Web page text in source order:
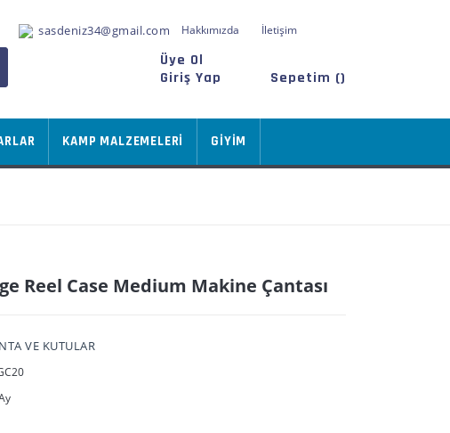
sasdeniz34@gmail.com Hakkımızda İletişim
Üye Ol
Giriş Yap
Sepetim ()
KAMP MALZEMELERİ GİYİM
Reel Case Medium Makine Çantası
VE KUTULAR